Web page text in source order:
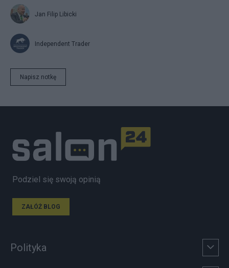
Jan Filip Libicki
Independent Trader
Napisz notkę
Podziel się swoją opinią
ZAŁÓŻ BLOG
Polityka